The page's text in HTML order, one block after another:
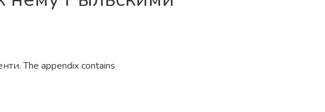
The appendix contains